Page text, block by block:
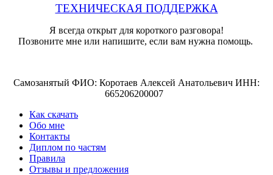
ТЕХНИЧЕСКАЯ ПОДДЕРЖКА
Я всегда открыт для короткого разговора!
Позвоните мне или напишите, если вам нужна помощь.
Самозанятый ФИО: Коротаев Алексей Анатольевич ИНН:
665206200007
Как скачать
Обо мне
Контакты
Диплом по частям
Правила
Отзывы и предложения